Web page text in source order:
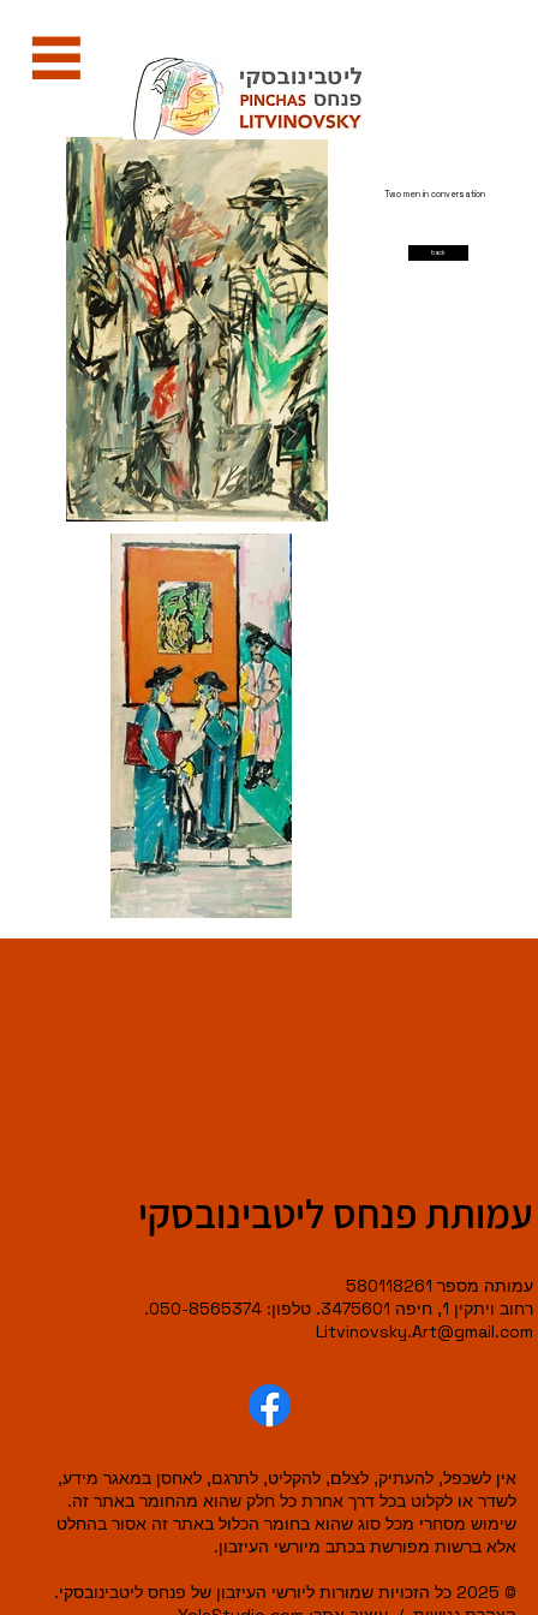
Two men in conversation
back
עמותת פנחס ליטבינובסקי
עמותה מספר 580118261
רחוב ויתקין 1, חיפה 3475601. טלפון: 050-8565374.
Litvinovsky.Art@gmail.com
אין לשכפל, להעתיק, לצלם, להקליט, לתרגם, לאחסן במאגר מידע,
לשדר או לקלוט בכל דרך אחרת כל חלק שהוא מהחומר באתר זה.
שימוש מסחרי מכל סוג שהוא בחומר הכלול באתר זה אסור בהחלט
אלא ברשות מפורשת בכתב מיורשי העיזבון.
© 2025 כל הזכויות שמורות ליורשי העיזבון של פנחס ליטבינובסקי.